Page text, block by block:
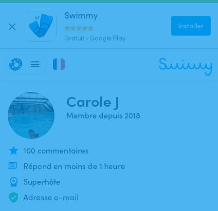
Swimmy
Gratuit - Google Play
Installer
Carole J
Membre depuis 2018
100 commentaires
Répond en moins de 1 heure
Superhôte
Adresse e-mail